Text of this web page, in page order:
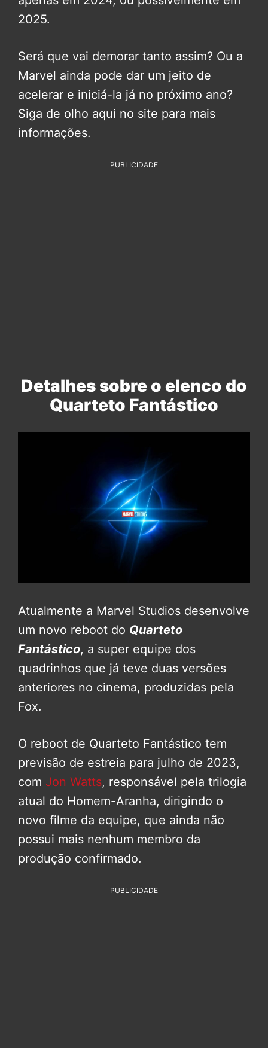
2025.
Será que vai demorar tanto assim? Ou a
Marvel ainda pode dar um jeito de
acelerar e iniciá-la já no próximo ano?
Siga de olho aqui no site para mais
informações.
PUBLICIDADE
Detalhes sobre o elenco do
Quarteto Fantástico
Atualmente a Marvel Studios desenvolve
um novo reboot do Quarteto
Fantástico, a super equipe dos
quadrinhos que já teve duas versões
anteriores no cinema, produzidas pela
Fox.
O reboot de Quarteto Fantástico tem
previsão de estreia para julho de 2023,
com Jon Watts, responsável pela trilogia
atual do Homem-Aranha, dirigindo o
novo filme da equipe, que ainda não
possui mais nenhum membro da
produção confirmado.
PUBLICIDADE